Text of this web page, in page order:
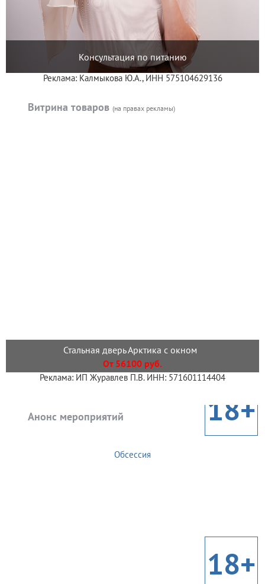
Консультация по питанию
Реклама: Калмыкова Ю.А., ИНН 575104629136
Витрина товаров (на правах рекламы)
Стальная дверь Арктика с окном
От 56100 руб.
Реклама: ИП Журавлев П.В. ИНН: 571601114404
Анонс мероприятий 18+
Обсессия
18+